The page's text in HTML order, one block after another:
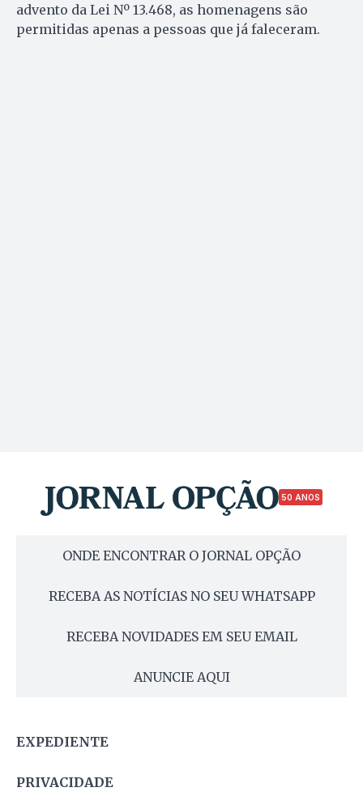
advento da Lei Nº 13.468, as homenagens são
permitidas apenas a pessoas que já faleceram.
50 ANOS
ONDE ENCONTRAR O JORNAL OPÇÃO
RECEBA AS NOTÍCIAS NO SEU WHATSAPP
RECEBA NOVIDADES EM SEU EMAIL
ANUNCIE AQUI
EXPEDIENTE
PRIVACIDADE